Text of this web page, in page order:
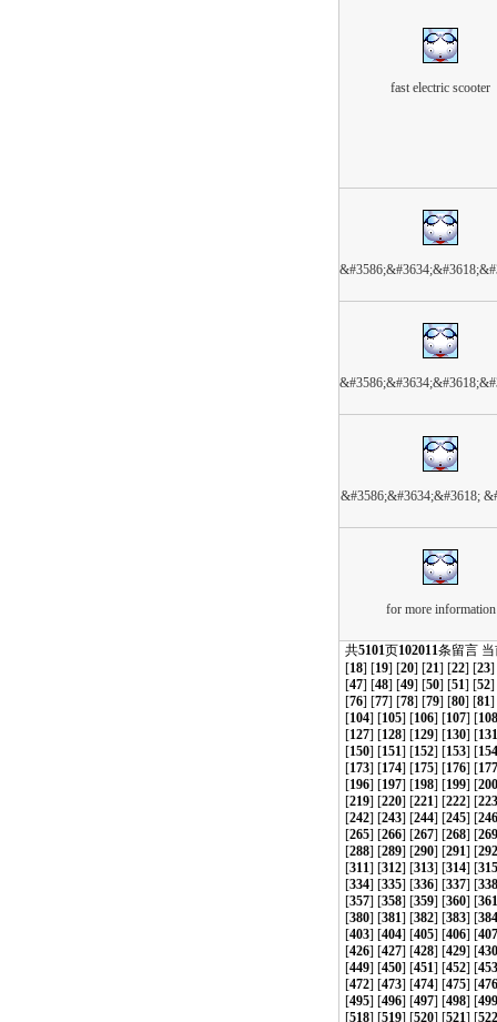
fast electric scooter
&#3586;&#3634;&#3618;
for more information
共5101页102011条留言
[18] [19] [20] [21] [22] [23]
[47] [48] [49] [50] [51] [52]
[76] [77] [78] [79] [80] [81]
[104] [105] [106] [107] [108
[127] [128] [129] [130] [131
[150] [151] [152] [153] [154
[173] [174] [175] [176] [177
[196] [197] [198] [199] [200
[219] [220] [221] [222] [223
[242] [243] [244] [245] [246
[265] [266] [267] [268] [269
[288] [289] [290] [291] [292
[311] [312] [313] [314] [315
[334] [335] [336] [337] [338
[357] [358] [359] [360] [361
[380] [381] [382] [383] [384
[403] [404] [405] [406] [407
[426] [427] [428] [429] [430
[449] [450] [451] [452] [453
[472] [473] [474] [475] [476
[495] [496] [497] [498] [499
[518] [519] [520] [521] [522